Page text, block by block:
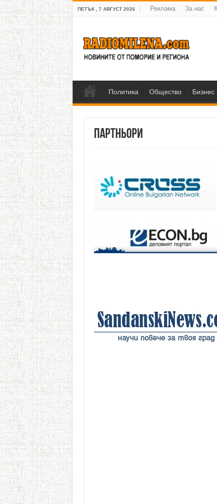
ПЕТЪК , 7 АВГУСТ 2026 Реклама За нас
Политика Общество Бизнес
Партньори